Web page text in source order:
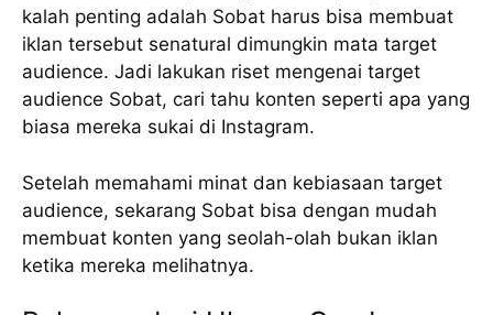
kalah penting adalah Sobat harus bisa membuat
iklan tersebut senatural dimungkin mata target
audience. Jadi lakukan riset mengenai target
audience Sobat, cari tahu konten seperti apa yang
biasa mereka sukai di Instagram.
Setelah memahami minat dan kebiasaan target
audience, sekarang Sobat bisa dengan mudah
membuat konten yang seolah-olah bukan iklan
ketika mereka melihatnya.